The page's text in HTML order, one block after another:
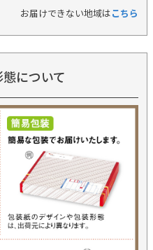
お届けできない地域はこちら
について